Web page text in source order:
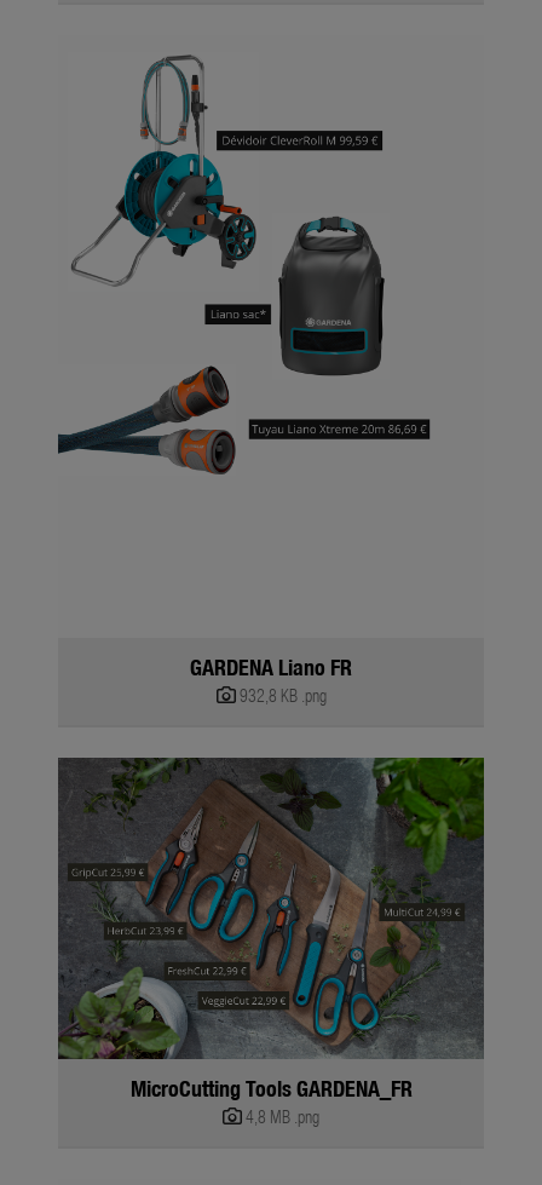
GARDENA Liano FR
932,8 KB .png
MicroCutting Tools GARDENA_FR
4,8 MB .png